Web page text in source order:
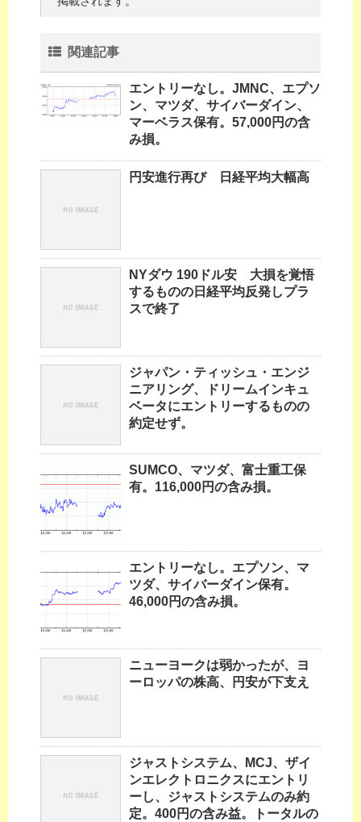
関連記事
エントリーなし。JMNC、エプソ
ン、マツダ、サイバーダイン、
マーベラス保有。57,000円の含
み損。
円安進行再び 日経平均大幅高
NYダウ 190ドル安 大損を覚悟
するものの日経平均反発しプラ
スで終了
ジャパン・ティッシュ・エンジ
ニアリング、ドリームインキュ
ベータにエントリーするものの
約定せず。
SUMCO、マツダ、富士重工保
有。116,000円の含み損。
エントリーなし。エプソン、マ
ツダ、サイバーダイン保有。
46,000円の含み損。
ニューヨークは弱かったが、ヨ
ーロッパの株高、円安が下支え
ジャストシステム、MCJ、ザイ
ンエレクトロニクスにエントリ
ーし、ジャストシステムのみ約
定。400円の含み益。トータルの